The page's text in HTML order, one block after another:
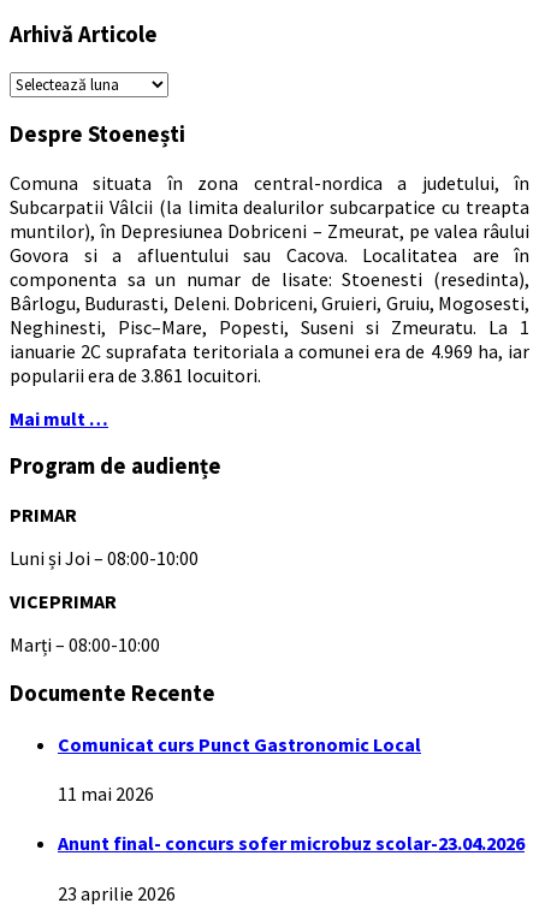
Arhivă Articole
Arhivă
Despre Stoenești
Comuna situata în zona central-nordica a judetului, în
Subcarpatii Vâlcii (la limita dealurilor subcarpatice cu treapta
muntilor), în Depresiunea Dobriceni – Zmeurat, pe valea râului
Govora si a afluentului sau Cacova. Localitatea are în
componenta sa un numar de lisate: Stoenesti (resedinta),
Bârlogu, Budurasti, Deleni. Dobriceni, Gruieri, Gruiu, Mogosesti,
Neghinesti, Pisc–Mare, Popesti, Suseni si Zmeuratu. La 1
ianuarie 2C suprafata teritoriala a comunei era de 4.969 ha, iar
popularii era de 3.861 locuitori.
Mai mult …
Program de audiențe
PRIMAR
Luni și Joi – 08:00-10:00
VICEPRIMAR
Marți – 08:00-10:00
Documente Recente
Comunicat curs Punct Gastronomic Local
11 mai 2026
Anunt final- concurs sofer microbuz scolar-23.04.2026
23 aprilie 2026